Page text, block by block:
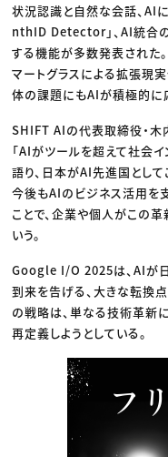
状況認識と自然な会話、AI
nthID Detector」、AI統合
する機能が多数発表された
マートグラスによる拡張現
体の課題にもAIが積極的に
SHIFT AIの代表取締役・
「AIがツールを超えて社会
語り、日本がAI先進国とし
今後もAIのビジネス活用を
ことで、企業や個人がこの
いう。
Google I/O 2025は、AIが
到来を告げる、大きな転換
の戦略は、単なる技術革新
再定義しようとしている。